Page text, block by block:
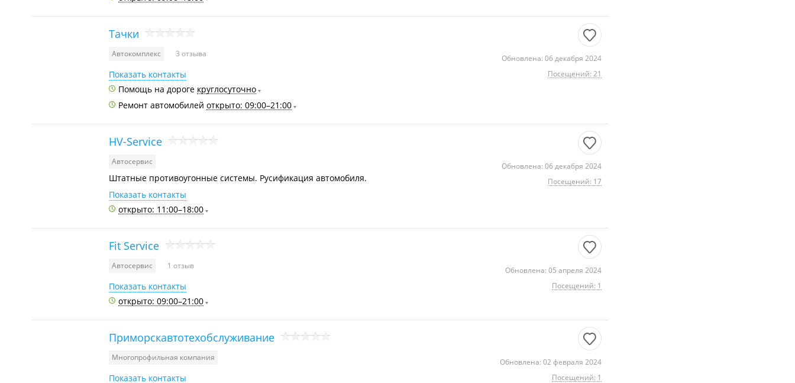
Тачки
Автокомплекс 3 отзыва
Обновлена: 06 декабря 2024
Посещений: 21
Показать контакты
Помощь на дороге круглосуточно
Ремонт автомобилей открыто: 09:00–21:00
HV-Service
Автосервис
Обновлена: 06 декабря 2024
Посещений: 17
Штатные противоугонные системы. Русификация автомобиля.
Показать контакты
открыто: 11:00–18:00
Fit Service
Автосервис 1 отзыв
Обновлена: 05 апреля 2024
Посещений: 1
Показать контакты
открыто: 09:00–21:00
Приморскавтотехобслуживание
Многопрофильная компания
Обновлена: 02 февраля 2024
Посещений: 1
Показать контакты